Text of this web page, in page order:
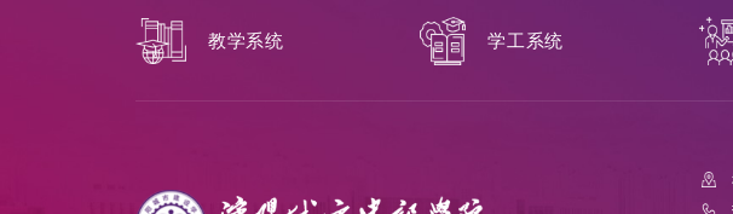
教学系统 学工系统